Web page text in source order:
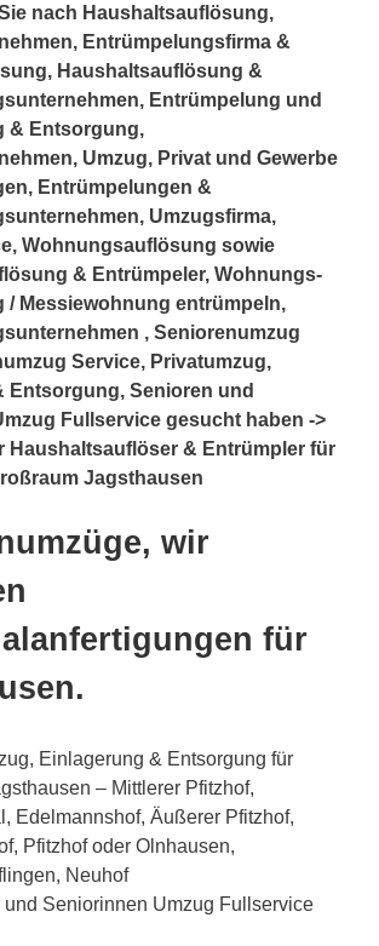
nach Haushaltsauflösung,
Entrümpelungsfirma &
Haushaltsauflösung &
Entrümpelung und
& Entsorgung,
Umzug, Privat und Gewerbe
Entrümpelungen &
Umzugsfirma,
Wohnungsauflösung sowie
& Entrümpeler, Wohnungs-
/ Messiewohnung entrümpeln,
, Seniorenumzug
Service, Privatumzug,
Entsorgung, Senioren und
Fullservice gesucht haben ->
Haushaltsauflöser & Entrümpler für
Jagsthausen
wir
für
Einlagerung & Entsorgung für
– Mittlerer Pfitzhof,
Edelmannshof, Äußerer Pfitzhof,
Pfitzhof oder Olnhausen,
Neuhof
und Seniorinnen Umzug Fullservice